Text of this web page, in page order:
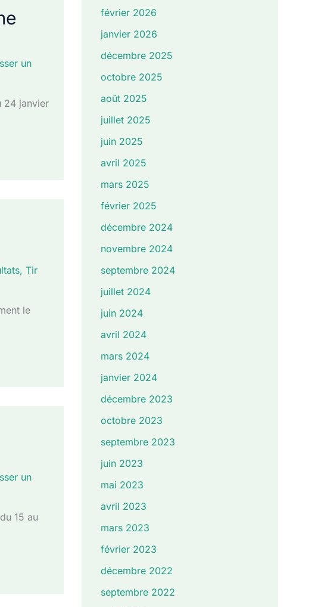
un
24 janvier
, Tir
le
un
15 au
février 2026
janvier 2026
décembre 2025
octobre 2025
août 2025
juillet 2025
juin 2025
avril 2025
mars 2025
février 2025
décembre 2024
novembre 2024
septembre 2024
juillet 2024
juin 2024
avril 2024
mars 2024
janvier 2024
décembre 2023
octobre 2023
septembre 2023
juin 2023
mai 2023
avril 2023
mars 2023
février 2023
décembre 2022
septembre 2022